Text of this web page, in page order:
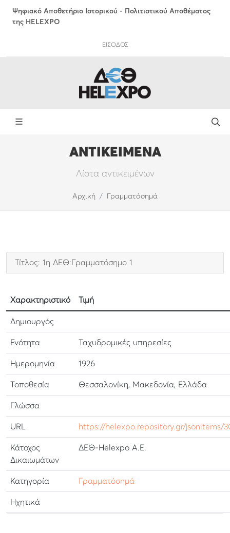
Ψηφιακό Αποθετήριο Ιστορικού - Πολιτιστικού Αποθέματος
της HELEXPO
ΕΙΣΟΔΟΣ
ΑΝΤΙΚΕΙΜΕΝΑ
Λίστα αντικειμένων
Αρχική Γραμματόσημά
Τίτλος: 1η ΔΕΘ:Γραμματόσημο 1
Χαρακτηριστικό Τιμή
Δημιουργός
Ενότητα Ταχυδρομικές υπηρεσίες
Ημερομηνία 1926
Τοποθεσία Θεσσαλονίκη, Μακεδονία, Ελλάδα
Γλώσσα
URL https://helexpo.repository.gr/jsonitems/
Κάτοχος
Δικαιωμάτων
ΔΕΘ-Helexpo Α.Ε.
Κατηγορία Γραμματόσημά
Ηχητικά